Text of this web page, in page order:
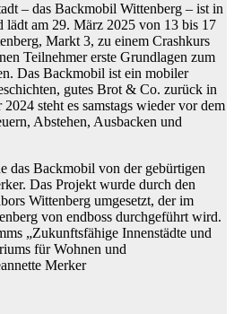
– das Backmobil Wittenberg – ist in
lädt am 29. März 2025 von 13 bis 17
Markt 3, zu einem Crashkurs
Teilnehmer erste Grundlagen zum
Das Backmobil ist ein mobiler
gutes Brot & Co. zurück in
steht es samstags wieder vor dem
Abstehen, Ausbacken und
das Backmobil von der gebürtigen
Das Projekt wurde durch den
Wittenberg umgesetzt, der im
von endboss durchgeführt wird.
„Zukunftsfähige Innenstädte und
für Wohnen und
Merker